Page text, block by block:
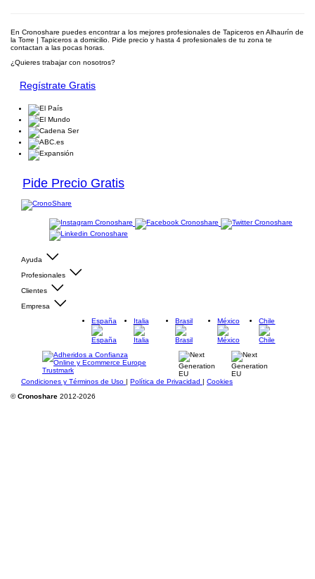
En Cronoshare puedes encontrar a los mejores profesionales de Tapiceros en Alhaurín de
la Torre | Tapiceros a domicilio. Pide precio y hasta 4 profesionales de tu zona te
contactan a las pocas horas.
¿Quieres trabajar con nosotros?
Regístrate Gratis
Pide Precio Gratis
Ayuda
Profesionales
Clientes
Empresa
España
Italia Brasil México Chile
Condiciones y Términos de Uso | Política de Privacidad | Cookies
©Cronoshare 2012-2026